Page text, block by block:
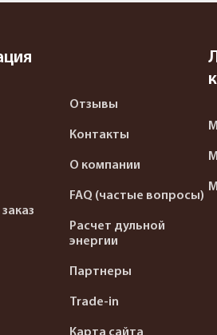
Отзывы
Контакты
О компании
FAQ (частые вопросы)
Расчет дульной
энергии
Партнеры
Trade-in